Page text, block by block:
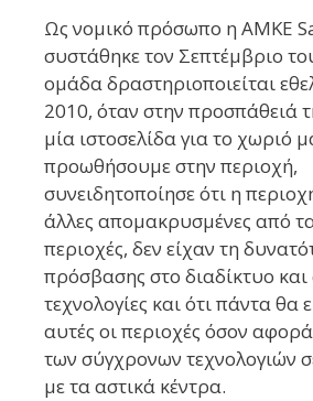
Ως νομικό πρόσωπο η ΑΜΚΕ
συστάθηκε τον Σεπτέμβριο
ομάδα δραστηριοποιείται
2010, όταν στην προσπάθειά
μία ιστοσελίδα για το χωριό
προωθήσουμε στην περιοχή,
συνειδητοποίησε ότι η
άλλες απομακρυσμένες από
περιοχές, δεν είχαν τη
πρόσβασης στο διαδίκτυο και
τεχνολογίες και ότι πάντα θα
αυτές οι περιοχές όσον
των σύγχρονων τεχνολογιών
με τα αστικά κέντρα.